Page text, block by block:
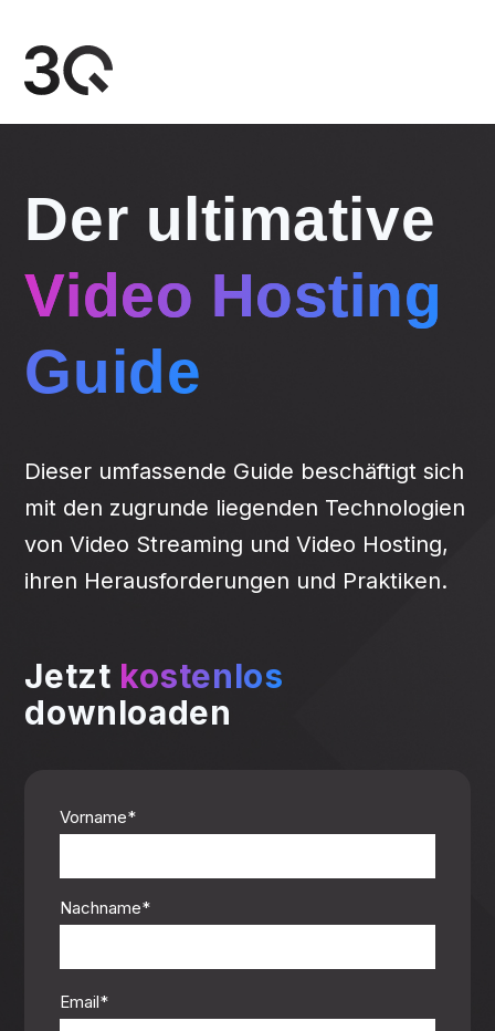
Der ultimative
Video Hosting
Guide
Dieser umfassende Guide beschäftigt sich
mit den zugrunde liegenden Technologien
von Video Streaming und Video Hosting,
ihren Herausforderungen und Praktiken.
Jetzt kostenlos
downloaden
Vorname*
Nachname*
Email*